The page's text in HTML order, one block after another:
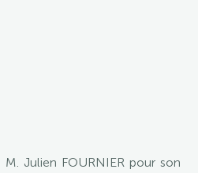
Julien FOURNIER pour son